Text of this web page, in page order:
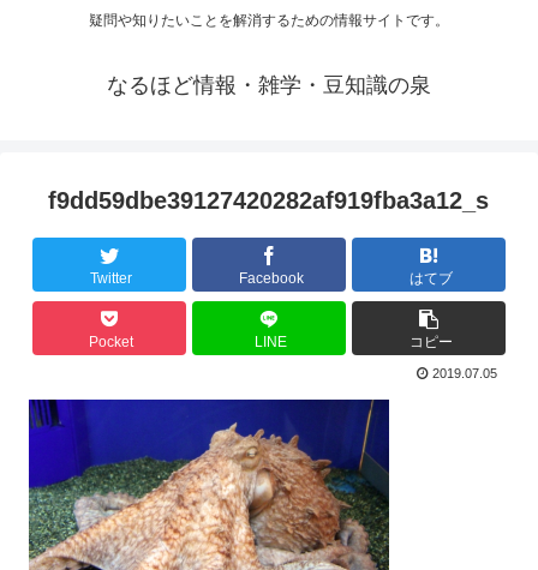
疑問や知りたいことを解消するための情報サイトです。
なるほど情報・雑学・豆知識の泉
f9dd59dbe39127420282af919fba3a12_s
Twitter Facebook はてブ
Pocket LINE コピー
2019.07.05